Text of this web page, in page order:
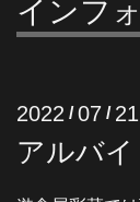
インフ
2022 /07 /
アルバ